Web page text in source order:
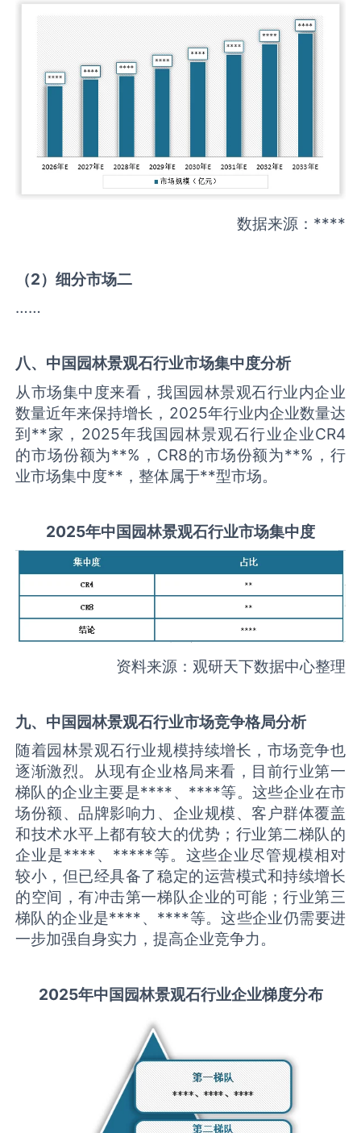
数据来源：****
（2）细分市场二
……
八、中国 园林景观石行业市场集中度分析
从市场集中度来看，我国园林景观石行业内企业
数量近年来保持增长，2025年行业内企业数量达
到**家，2025年我国园林景观石行业企业CR4
的市场份额为**%，CR8的市场份额为**%，行
业市场集中度**，整体属于**型市场。
2025年中国园林景观石行业市场集中度
资料来源：观研天下数据中心整理
九、中国园林景观石行业市场竞争格局分析
随着园林景观石行业规模持续增长，市场竞争也
逐渐激烈。从现有企业格局来看，目前行业第一
梯队的企业主要是****、****等。这些企业在市
场份额、品牌影响力、企业规模、客户群体覆盖
和技术水平上都有较大的优势；行业第二梯队的
企业是****、*****等。这些企业尽管规模相对
较小，但已经具备了稳定的运营模式和持续增长
的空间，有冲击第一梯队企业的可能；行业第三
梯队的企业是****、****等。这些企业仍需要进
一步加强自身实力，提高企业竞争力。
2025年中国园林景观石行业企业梯度分布